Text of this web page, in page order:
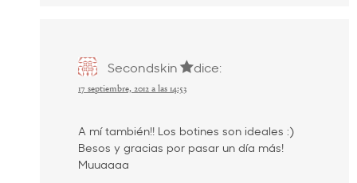
Secondskin dice:
17 septiembre, 2012 a las 14:53
A mí también!! Los botines son ideales :)
Besos y gracias por pasar un día más!
Muuaaaa